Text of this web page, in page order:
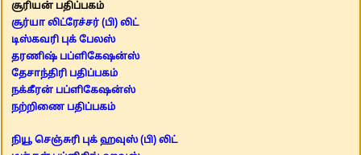
சூரியன் பதிப்பகம்
சூர்யா லிட்ரேச்சர் (பி) லிட்
டிஸ்கவரி புக் பேலஸ்
தரணிஷ் பப்ளிகேஷன்ஸ்
தேசாந்திரி பதிப்பகம்
நக்கீரன் பப்ளிகேஷன்ஸ்
நற்றிணை பதிப்பகம்
நியூ செஞ்சுரி புக் ஹவுஸ் (பி) லிட்